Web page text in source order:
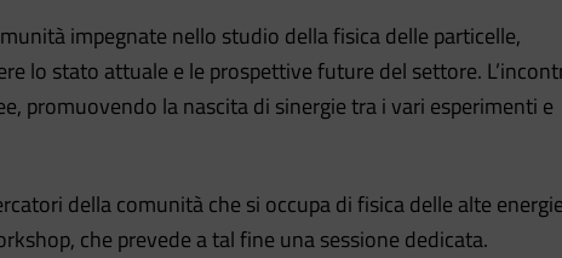
impegnate nello studio della fisica delle particelle,
lo stato attuale e le prospettive future del settore.
promuovendo la nascita di sinergie tra i vari esperimenti e
della comunità che si occupa di fisica delle alte
che prevede a tal fine una sessione dedicata.